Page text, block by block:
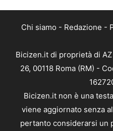
Chi siamo - Redazione -
Bicizen.it di proprietà di
26, 00118 Roma (RM) -
Bicizen.it non è una
viene aggiornato senza
pertanto considerarsi un